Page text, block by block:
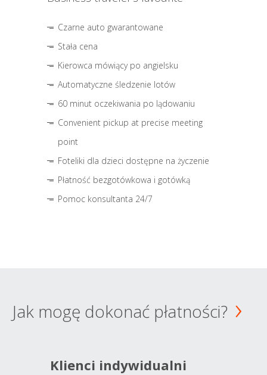
Czarne auto gwarantowane
Stała cena
Kierowca mówiący po angielsku
Automatyczne śledzenie lotów
60 minut oczekiwania po lądowaniu
Convenient pickup at precise meeting
point
Foteliki dla dzieci dostępne na życzenie
Płatność bezgotówkowa i gotówką
Pomoc konsultanta 24/7
Jak mogę dokonać płatności?
Klienci indywidualni